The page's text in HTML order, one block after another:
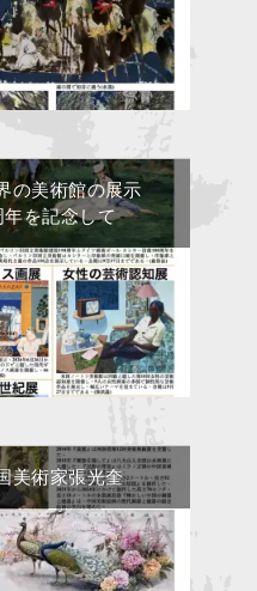
の美術館の展示
を記念して
美術家張光奎